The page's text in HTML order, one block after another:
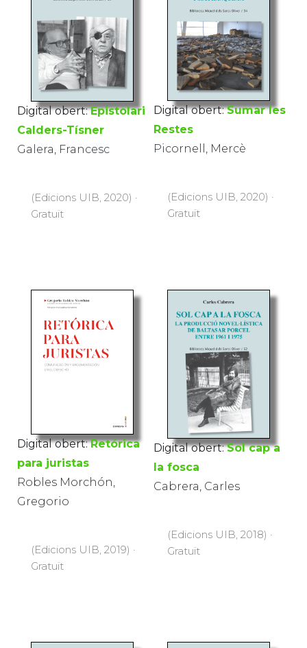
Digital obert: Epistolari
Calders-Tísner
Galera, Francesc
(Edicions UIB, 2020) ·
Gratuït
Digital obert: Sumar les
Restes
Picornell, Mercè
(Edicions UIB, 2020) ·
Gratuït
Digital obert: Retórica
para juristas
Robles Morchón,
Gregorio
(Edicions UIB, 2019) ·
Gratuït
Digital obert: Sol cap a
la fosca
Cabrera, Carles
(Edicions UIB, 2018) ·
Gratuït